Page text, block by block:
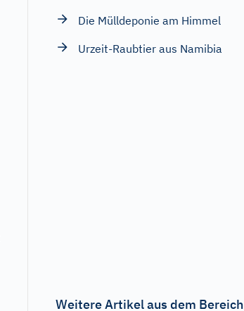
Die Mülldeponie am Himmel
Urzeit-Raubtier aus Namibia
Weitere Artikel aus dem Bereich